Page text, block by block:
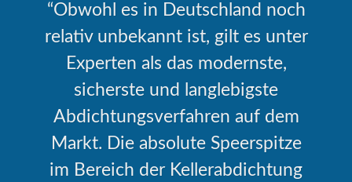
Obwohl es in Deutschland noch
relativ unbekannt ist, gilt es unter
Experten als das modernste,
sicherste und langlebigste
Abdichtungsverfahren auf dem
Markt. Die absolute Speerspitze
im Bereich der Kellerabdichtung